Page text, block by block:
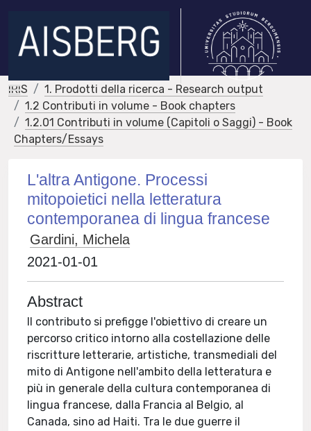
IRIS
1. Prodotti della ricerca - Research output
1.2 Contributi in volume - Book chapters
1.2.01 Contributi in volume (Capitoli o Saggi) - Book
Chapters/Essays
L'altra Antigone. Processi
mitopoietici nella letteratura
contemporanea di lingua francese
Gardini, Michela
2021-01-01
Abstract
Il contributo si prefigge l'obiettivo di creare un
percorso critico intorno alla costellazione delle
riscritture letterarie, artistiche, transmediali del
mito di Antigone nell'ambito della letteratura e
più in generale della cultura contemporanea di
lingua francese, dalla Francia al Belgio, al
Canada, sino ad Haiti. Tra le due guerre il